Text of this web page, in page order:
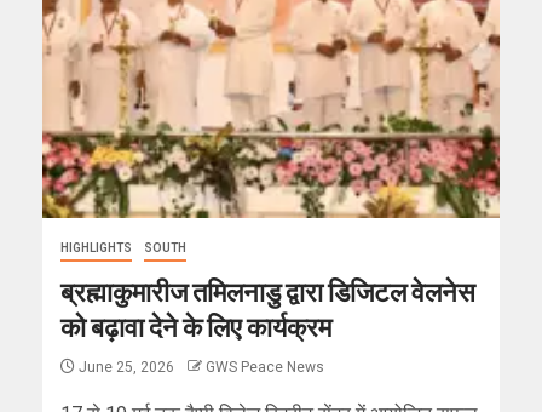
HIGHLIGHTS SOUTH
ब्रह्माकुमारीज तमिलनाडु द्वारा डिजिटल वेलनेस
को बढ़ावा देने के लिए कार्यक्रम
June 25, 2026 GWS Peace News